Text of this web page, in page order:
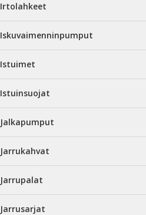
Irtolahkeet
Iskuvaimenninpumput
Istuimet
Istuinsuojat
Jalkapumput
Jarrukahvat
Jarrupalat
Jarrusarjat